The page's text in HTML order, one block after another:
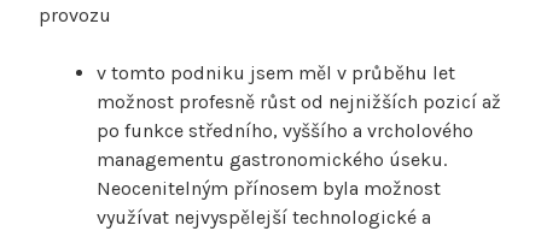
provozu
v tomto podniku jsem měl v průběhu let
možnost profesně růst od nejnižších pozicí až
po funkce středního, vyššího a vrcholového
managementu gastronomického úseku.
Neocenitelným přínosem byla možnost
využívat nejvyspělejší technologické a